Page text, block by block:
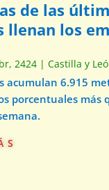
de las
llenan los
2424| Castilla y
acumulan 6.915
porcentuales más